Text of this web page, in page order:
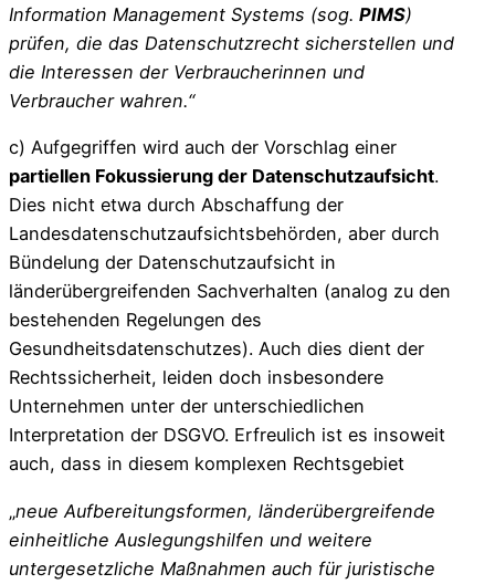
Information Management Systems (sog. PIMS)
prüfen, die das Datenschutzrecht sicherstellen und
die Interessen der Verbraucherinnen und
Verbraucher wahren.“
c) Aufgegriffen wird auch der Vorschlag einer
partiellen Fokussierung der Datenschutzaufsicht.
Dies nicht etwa durch Abschaffung der
Landesdatenschutzaufsichtsbehörden, aber durch
Bündelung der Datenschutzaufsicht in
länderübergreifenden Sachverhalten (analog zu den
bestehenden Regelungen des
Gesundheitsdatenschutzes). Auch dies dient der
Rechtssicherheit, leiden doch insbesondere
Unternehmen unter der unterschiedlichen
Interpretation der DSGVO. Erfreulich ist es insoweit
auch, dass in diesem komplexen Rechtsgebiet
„neue Aufbereitungsformen, länderübergreifende
einheitliche Auslegungshilfen und weitere
untergesetzliche Maßnahmen auch für juristische